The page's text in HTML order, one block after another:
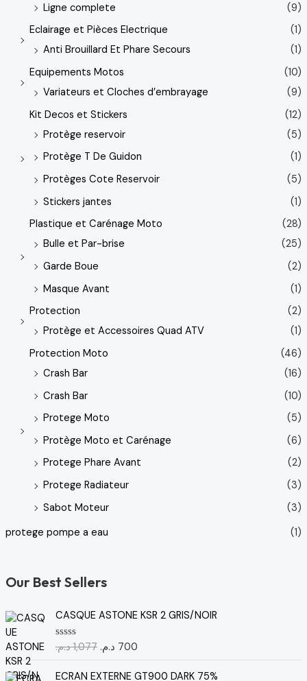
Ligne complete
(9)
Eclairage et Pièces Electrique
(1)
Anti Brouillard Et Phare Secours
(1)
Equipements Motos
(10)
Variateurs et Cloches d’embrayage
(9)
Kit Decos et Stickers
(12)
Protège reservoir
(5)
Protège T De Guidon
(1)
Protèges Cote Reservoir
(5)
Stickers jantes
(1)
Plastique et Carénage Moto
(28)
Bulle et Par-brise
(25)
Garde Boue
(2)
Masque Avant
(1)
Protection
(2)
Protège et Accessoires Quad ATV
(1)
Protection Moto
(46)
Crash Bar
(16)
Crash Bar
(10)
Protege Moto
(5)
Protège Moto et Carénage
(6)
Protege Phare Avant
(2)
Protege Radiateur
(3)
Sabot Moteur
(3)
protege pompe a eau
(1)
Our Best Sellers
CASQUE ASTONE KSR 2 GRIS/NOIR
N
o
e
1,077 د.م.
L
r
700 د.م.
L
r
ECRAN EXTERNE GT900 DARK 75%